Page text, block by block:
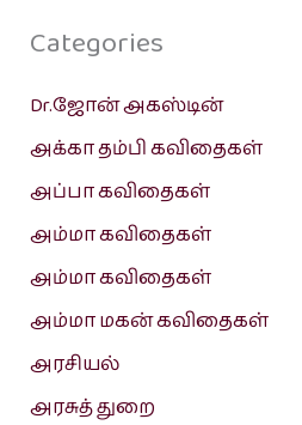
Categories
Dr.ஜோன் அகஸ்டின்
அக்கா தம்பி கவிதைகள்
அப்பா கவிதைகள்
அம்மா கவிதைகள்
அம்மா கவிதைகள்
அம்மா மகன் கவிதைகள்
அரசியல்
அரசுத் துறை